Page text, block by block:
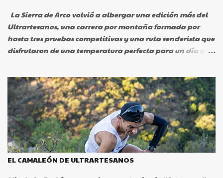
La Sierra de Arco volvió a albergar una edición más del
Ultrartesanos, una carrera por montaña formada por
hasta tres pruebas competitivas y una ruta senderista que
disfrutaron de una temperatura perfecta para un día que
La prueba arrancaba a las 8 de la mañana con la salida
de la prueba larga de 36 kilómetros, Artetrail que daba el
pistoletazo en Portezuelo y a la que le siguieron de forma
sucesiva la ruta senderista en Cañaveral, la prueba Trail
de 23 kilómetros en Pedroso de Acím y el Cross de 8
kilómetros en la finca la Golosilla.h El espectáculo estaba
garantizado y vaya que si lo dieron los participantes que
EL CAMALEÓN DE ULTRARTESANOS